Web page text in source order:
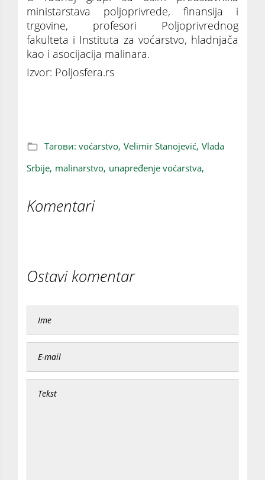
ministarstava poljoprivrede, finansija i
trgovine, profesori Poljoprivrednog
fakulteta i Instituta za voćarstvo, hladnjača
kao i asocijacija malinara.
Izvor: Poljosfera.rs
Тагови: voćarstvo, Velimir Stanojević, Vlada
Srbije, malinarstvo, unapređenje voćarstva,
Komentari
Ostavi komentar